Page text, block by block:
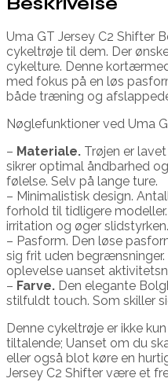
Uma GT Jersey C2 Shifter
cykeltrøje til dem. Der
cykelture. Denne
med fokus på en løs
både træning og
Nøglefunktioner ved Uma
– Materiale. Trøjen er
sikrer optimal åndbarhed
følelse. Selv på lange ture.
– Minimalistisk design.
forhold til tidligere
irritation og øger slidstyrken.
– Pasform. Den løse
sig frit uden
oplevelse uanset
– Farve. Den elegante
stilfuldt touch. Som skiller
Denne cykeltrøje er ikke
tiltalende; Uanset om du
eller også blot køre en
Jersey C2 Shifter være et